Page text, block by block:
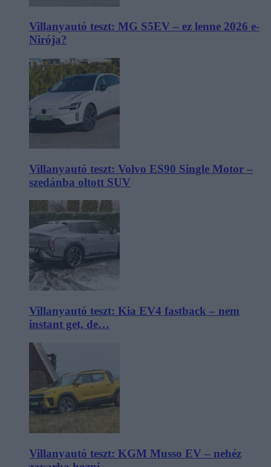
Villanyautó teszt: MG S5EV – ez lenne 2026 e-
Nirója?
Villanyautó teszt: Volvo ES90 Single Motor –
szedánba oltott SUV
Villanyautó teszt: Kia EV4 fastback – nem
instant get, de…
Villanyautó teszt: KGM Musso EV – nehéz